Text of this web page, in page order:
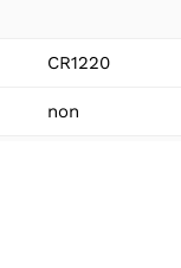
CR1220
non